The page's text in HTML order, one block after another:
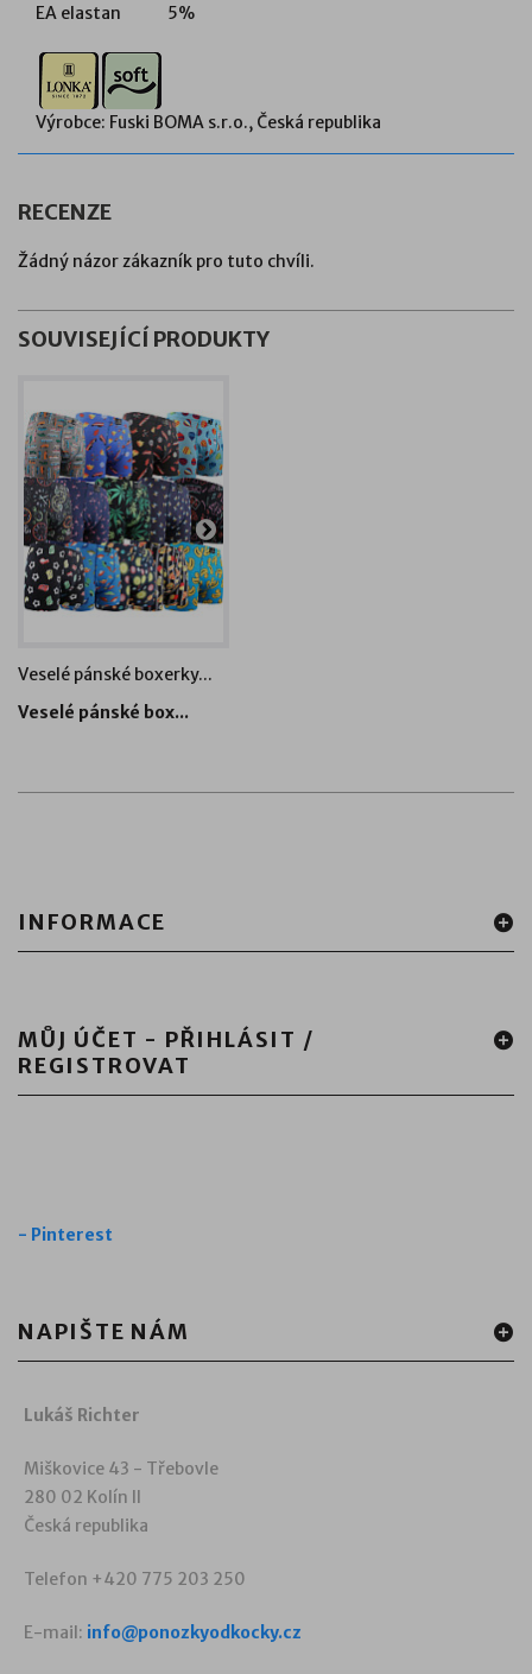
EA elastan 5%
Výrobce: Fuski BOMA s.r.o., Česká republika
RECENZE
Žádný názor zákazník pro tuto chvíli.
SOUVISEJÍCÍ PRODUKTY
Veselé pánské boxerky...
Veselé pánské box...
INFORMACE
MŮJ ÚČET - PŘIHLÁSIT /
REGISTROVAT
- Pinterest
NAPIŠTE NÁM
Lukáš Richter
Miškovice 43 - Třebovle
280 02 Kolín II
Česká republika
Telefon +420 775 203 250
E-mail: info@ponozkyodkocky.cz